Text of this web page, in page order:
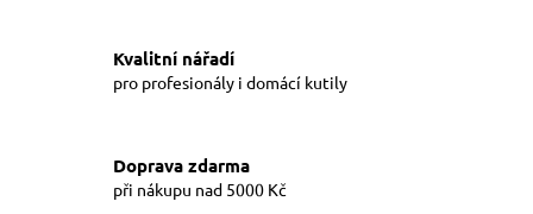
Kvalitní nářadí
pro profesionály i domácí kutily
Doprava zdarma
při nákupu nad 5000 Kč